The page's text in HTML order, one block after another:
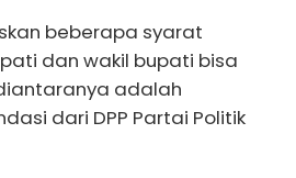
beberapa syarat
dan wakil bupati bisa
adalah
dari DPP Partai Politik